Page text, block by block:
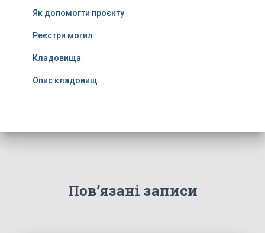
Як допомогти проєкту
Реєстри могил
Кладовища
Опис кладовищ
Пов’язані записи